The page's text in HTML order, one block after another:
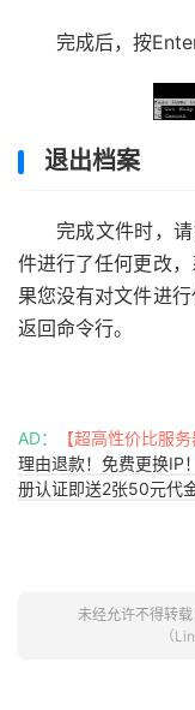
完成后，按Enter
退出档案
完成文件时，
件进行了任何更改
果您没有对文件进
返回命令行。
AD： 【超高性价比服务
理由退款！免费更换
册认证即送2张50元代金
未经允许不得转载
（